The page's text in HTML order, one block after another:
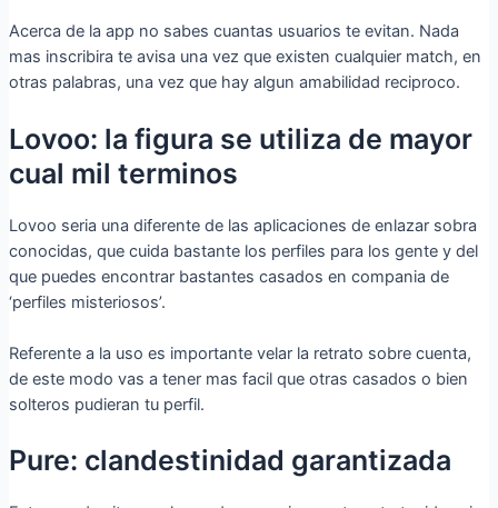
Acerca de la app no sabes cuantas usuarios te evitan. Nada
mas inscribira te avisa una vez que existen cualquier match, en
otras palabras, una vez que hay algun amabilidad reciproco.
Lovoo: la figura se utiliza de mayor
cual mil terminos
Lovoo seri­a una diferente de las aplicaciones de enlazar sobra
conocidas, que cuida bastante los perfiles para los gente y del
que puedes encontrar bastantes casados en compania de
‘perfiles misteriosos’.
Referente a la uso es importante velar la retrato sobre cuenta,
de este modo vas a tener mas facil que otras casados o bien
solteros pudieran tu perfil.
Pure: clandestinidad garantizada